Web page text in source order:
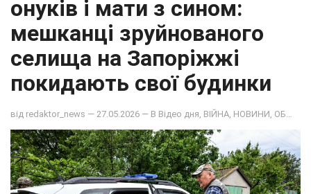
онуків і мати з сином:
мешканці зруйнованого
селища на Запоріжжі
покидають свої будинки
від redaktor_news — 27.05.2026 — В Відео дня ВІЙНА НОВИНИ ОБЩЕСТВО